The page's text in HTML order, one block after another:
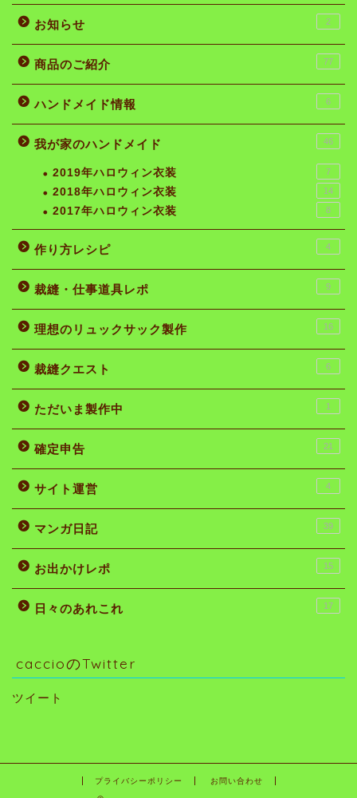
お知らせ 2
商品のご紹介 77
ハンドメイド情報 6
我が家のハンドメイド 46
2019年ハロウィン衣装 7
2018年ハロウィン衣装 14
2017年ハロウィン衣装 8
作り方レシピ 4
裁縫・仕事道具レポ 9
理想のリュックサック製作 16
裁縫クエスト 6
ただいま製作中 1
確定申告 21
サイト運営 4
マンガ日記 39
お出かけレポ 15
日々のあれこれ 17
caccioのTwitter
ツイート
プライバシーポリシー お問い合わせ